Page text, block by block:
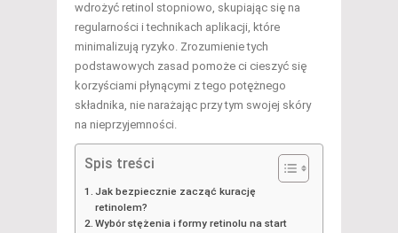
wdrożyć retinol stopniowo, skupiając się na
regularności i technikach aplikacji, które
minimalizują ryzyko. Zrozumienie tych
podstawowych zasad pomoże ci cieszyć się
korzyściami płynącymi z tego potężnego
składnika, nie narażając przy tym swojej skóry
na nieprzyjemności.
Spis treści
Jak bezpiecznie zacząć kurację
retinolem?
Wybór stężenia i formy retinolu na start